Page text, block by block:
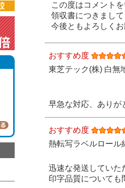
この度はコメント
領収書につきまし
今後ともよろしく
おすすめ度
東芝テック(株) 白
早急な対応、ありが
おすすめ度
熱転写ラベルロー
迅速な発送していた
印字品質についても